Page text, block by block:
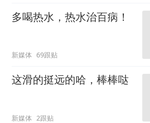
多喝热水，热水治百病！
新媒体 69跟贴
这滑的挺远的哈，棒棒哒
新媒体 2跟贴